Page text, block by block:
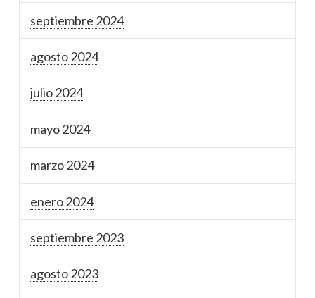
septiembre 2024
agosto 2024
julio 2024
mayo 2024
marzo 2024
enero 2024
septiembre 2023
agosto 2023